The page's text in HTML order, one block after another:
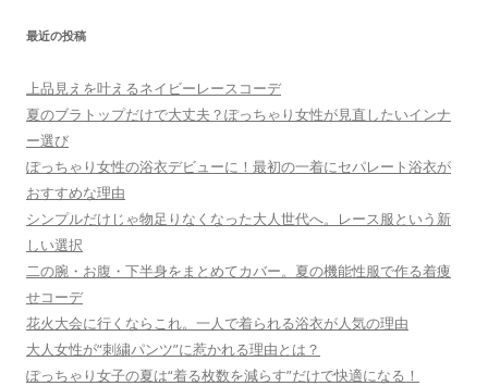
最近の投稿
上品見えを叶えるネイビーレースコーデ
夏のブラトップだけで大丈夫？ぽっちゃり女性が見直したいインナ
ー選び
ぽっちゃり女性の浴衣デビューに！最初の一着にセパレート浴衣が
おすすめな理由
シンプルだけじゃ物足りなくなった大人世代へ。レース服という新
しい選択
二の腕・お腹・下半身をまとめてカバー。夏の機能性服で作る着痩
せコーデ
花火大会に行くならこれ。一人で着られる浴衣が人気の理由
大人女性が“刺繍パンツ”に惹かれる理由とは？
ぽっちゃり女子の夏は“着る枚数を減らす”だけで快適になる！